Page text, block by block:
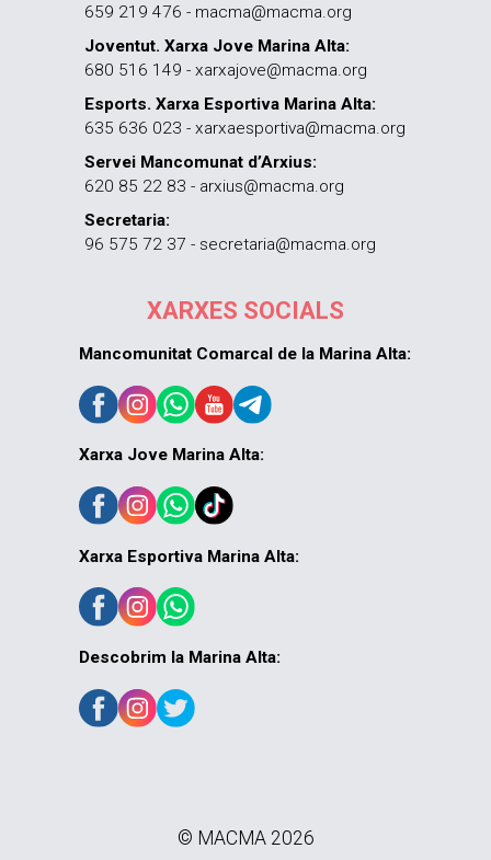
659 219 476 - macma@macma.org
Joventut. Xarxa Jove Marina Alta:
680 516 149 - xarxajove@macma.org
Esports. Xarxa Esportiva Marina Alta:
635 636 023 - xarxaesportiva@macma.org
Servei Mancomunat d’Arxius:
620 85 22 83 - arxius@macma.org
Secretaria:
96 575 72 37 - secretaria@macma.org
XARXES SOCIALS
Mancomunitat Comarcal de la Marina Alta:
Xarxa Jove Marina Alta:
Xarxa Esportiva Marina Alta:
Descobrim la Marina Alta:
© MACMA 2026